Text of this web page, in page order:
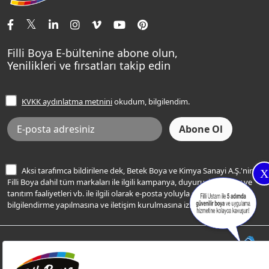
X
Tavan Boyaları
Ev Bakım ve Hobi Boyaları
Yatak Odası Renkleri
Sentomaxx Sentetik Boya
Sentomaxx İpeksi Mat
Momento Life
Şampanya Rengi
Açık Mavi Rengi
Frezya Rengi
İletişim Bilgilerimiz
Renk Danışma
Filli Ustam
Sıkça Sorulan Sorular
Ücretsiz Yalıtım Keşif Hizmeti
Bilgi Toplumu Hizmetleri
İnternet Sitesi Kullanım Koşulları
KVKK Talep Formu
KVKK Aydınlatma Metni
Filli Boya E-bültenine abone olun,
Yenilikleri ve fırsatları takip edin
KVKK aydınlatma metniniokudum, bilgilendim.
Aksi tarafımca bildirilene dek, Betek Boya ve Kimya Sanayi A.Ş.'nin
Filli Boya dahil tüm markaları ile ilgili kampanya, duyuru, hizmetler ve
tanıtım faaliyetleri vb. ile ilgili olarak e-posta yoluyla şahsıma
bilgilendirme yapılmasına ve iletişim kurulmasına izin veriyorum.